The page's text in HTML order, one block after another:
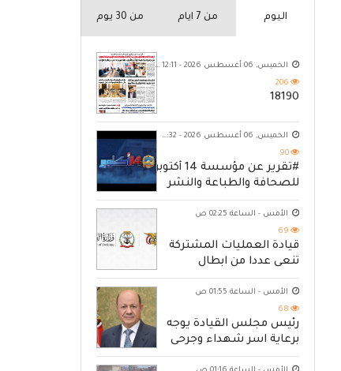
اليوم من 7 ايام من 30 يوم
الخميس, 06 أغسطس 2026 - 12:11 ص
206
18190
الخميس, 06 أغسطس 2026 - 10:32 م
90
#تقرير عن مؤسسة 14 أكتوبر
للصحافة والطباعة والنشر
الأمس - الساعة 02:25 ص
69
قيادة العمليات المشتركة
تنعى عددا من ابطال
القوات المسلحة
الأمس - الساعة 01:55 ص
68
رئيس مجلس القيادة يوجه
برعاية اسر شهداء وجرحى
الهجوم الإرهابي الحوثي